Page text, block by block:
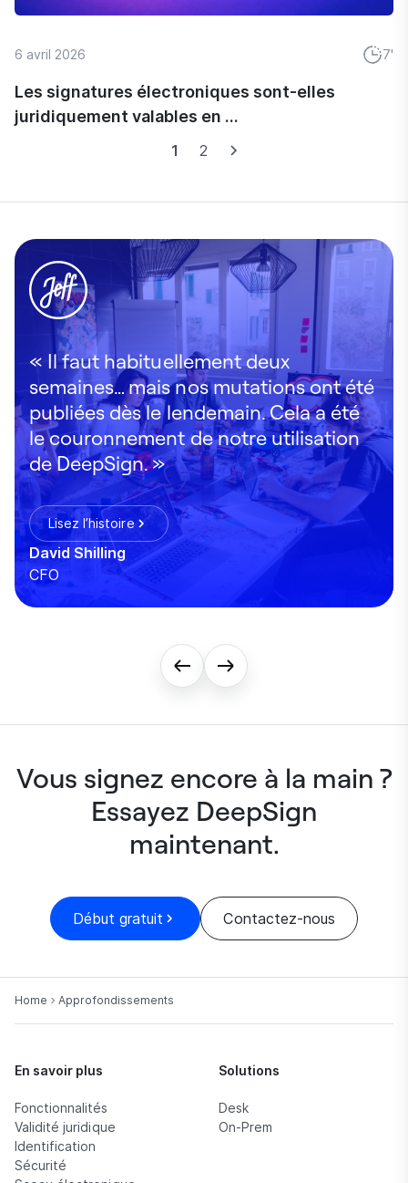
6 avril 2026 7'
Les signatures électroniques sont-elles
juridiquement valables en ...
1 2
« Il faut habituellement deux
semaines… mais nos mutations ont été
publiées dès le lendemain. Cela a été
le couronnement de notre utilisation
de DeepSign. »
Lisez l’histoire
David Shilling
CFO
Vous signez encore à la main ?
Essayez DeepSign
maintenant.
Début gratuit Contactez-nous
Home Approfondissements
En savoir plus
Fonctionnalités
Validité juridique
Identification
Sécurité
Solutions
Desk
On-Prem